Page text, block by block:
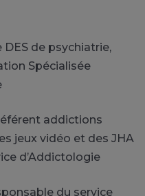
DES de psychiatrie,
Spécialisée
addictions
jeux vidéo et des JHA
d’Addictologie
du service